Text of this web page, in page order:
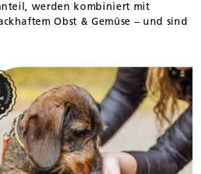
werden kombiniert mit
Obst & Gemüse – und sind